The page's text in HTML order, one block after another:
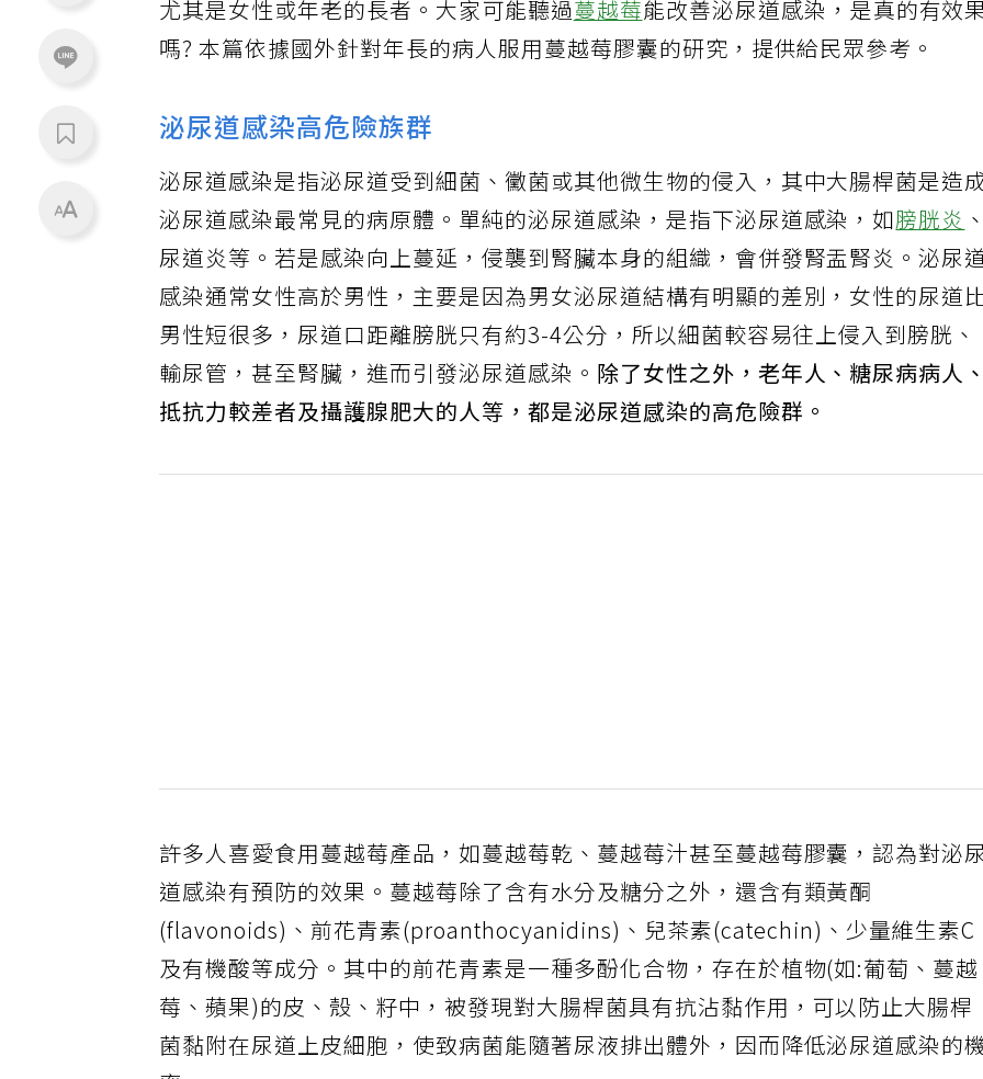
尤其是女性或年老的長者。大家可能聽過蔓越莓能改善泌尿道感染，是真的有效
嗎? 本篇依據國外針對年長的病人服用蔓越莓膠囊的研究，提供給民眾參考。
泌尿道感染高危險族群
泌尿道感染是指泌尿道受到細菌、黴菌或其他微生物的侵入，其中大腸桿菌是造
泌尿道感染最常見的病原體。單純的泌尿道感染，是指下泌尿道感染，如膀胱炎 、
尿道炎等。若是感染向上蔓延，侵襲到腎臟本身的組織，會併發腎盂腎炎。泌尿
感染通常女性高於男性，主要是因為男女泌尿道結構有明顯的差別，女性的尿道
男性短很多，尿道口距離膀胱只有約3-4公分，所以細菌較容易往上侵入到膀胱、
輸尿管，甚至腎臟，進而引發泌尿道感染。除了女性之外，老年人、糖尿病病人、
抵抗力較差者及攝護腺肥大的人等，都是泌尿道感染的高危險群。
許多人喜愛食用蔓越莓產品，如蔓越莓乾、蔓越莓汁甚至蔓越莓膠囊，認為對泌
道感染有預防的效果。蔓越莓除了含有水分及糖分之外，還含有類黃酮
(flavonoids)、前花青素(proanthocyanidins)、兒茶素(catechin)、少量維生素C
及有機酸等成分。其中的前花青素是一種多酚化合物，存在於植物(如:葡萄、蔓越
莓、蘋果)的皮、殼、籽中，被發現對大腸桿菌具有抗沾黏作用，可以防止大腸桿
菌黏附在尿道上皮細胞，使致病菌能隨著尿液排出體外，因而降低泌尿道感染的